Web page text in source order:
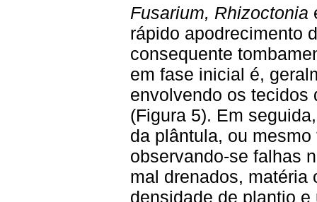
Fusarium, Rhizoctonia
rápido apodrecimento
consequente
em fase inicial é,
envolvendo os tecidos
(Figura 5). Em
da plântula, ou
observando-se falhas
mal drenados, matéria
densidade de plantio